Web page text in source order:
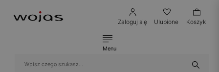
Zaloguj się Ulubione Koszyk
Menu